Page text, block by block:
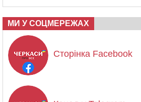
МИ У СОЦМЕРЕЖАХ
Сторінка Facebook